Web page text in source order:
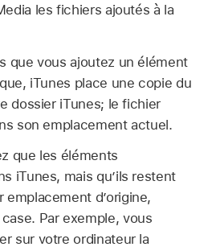
les fichiers ajoutés à la
que vous ajoutez un élément
iTunes place une copie du
dossier iTunes; le fichier
son emplacement actuel.
que les éléments
iTunes, mais qu’ils restent
emplacement d’origine,
Par exemple, vous
sur votre ordinateur la